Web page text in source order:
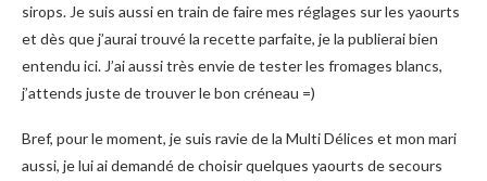
sirops. Je suis aussi en train de faire mes réglages sur les yaourts
et dès que j’aurai trouvé la recette parfaite, je la publierai bien
entendu ici. J’ai aussi très envie de tester les fromages blancs,
j’attends juste de trouver le bon créneau =)
Bref, pour le moment, je suis ravie de la Multi Délices et mon mari
aussi, je lui ai demandé de choisir quelques yaourts de secours